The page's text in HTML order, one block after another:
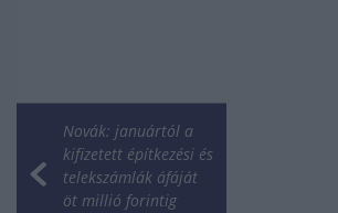
Novák: januártól a
kifizetett építkezési és
telekszámlák áfáját
öt millió forintig